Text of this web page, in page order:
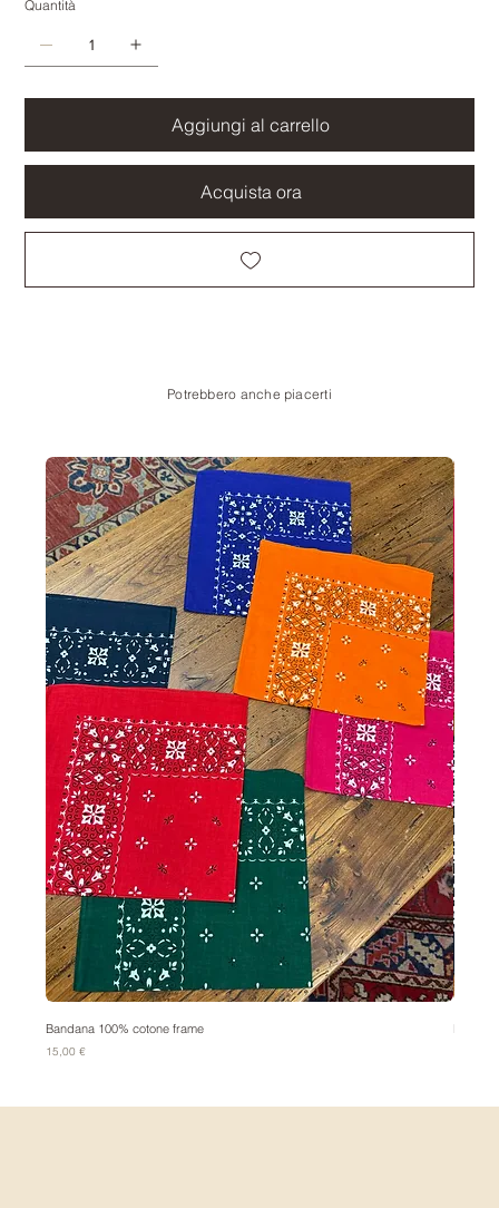
Quantità
Aggiungi al carrello
Acquista ora
Potrebbero anche piacerti
Bandana 100% cotone frame
Prezzo
15,00 €